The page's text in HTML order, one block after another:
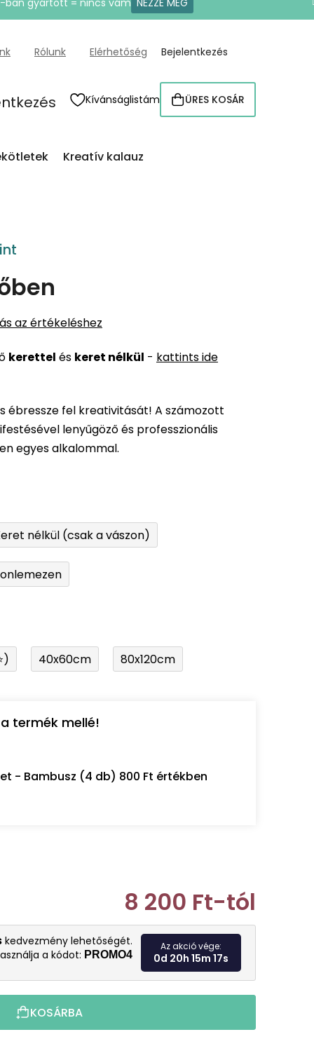
ban gyártott = nincs vám NÉZZE MEG
Rólunk Elérhetőség Bejelentkezés
Kívánságlistám KOSÁR
ÜRES KOSÁR
Kreatív kalauz
az értékeléshez
kerettel és keret nélkül - kattints ide
ébressze fel kreativitását! A számozott
lenyűgöző és professzionális
egyes alkalommal.
nélkül (csak a vászon)
40x60cm 80x120cm
termék mellé!
- Bambusz (4 db) 800 Ft értékben
8 200 Ft-tól
Egységár:
kedvezmény lehetőségét.
a kódot: PROMO4
Az akció vége:
0d 20h 15m 16s
KOSÁRBA